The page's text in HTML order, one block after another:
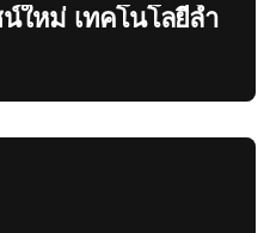
ใหม่ เทคโนโลยีล้ำ